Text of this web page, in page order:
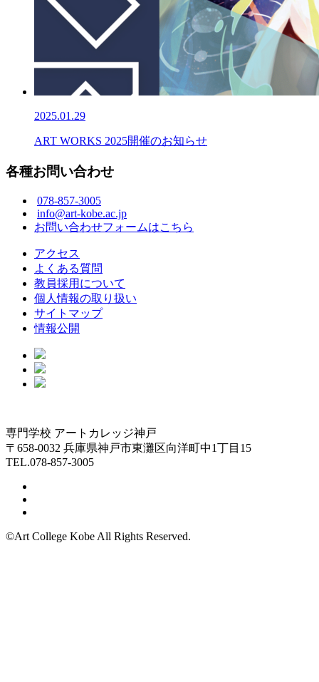
2025.01.29
ART WORKS 2025開催のお知らせ
各種お問い合わせ
078-857-3005
info@art-kobe.ac.jp
お問い合わせフォームはこちら
アクセス
よくある質問
教員採用について
個人情報の取り扱い
サイトマップ
情報公開
専門学校 アートカレッジ神戸
〒658-0032 兵庫県神戸市東灘区向洋町中1丁目15
TEL.078-857-3005
©Art College Kobe All Rights Reserved.